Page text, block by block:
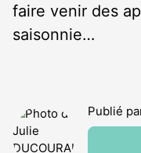
faire venir des
saisonnie…
Publié